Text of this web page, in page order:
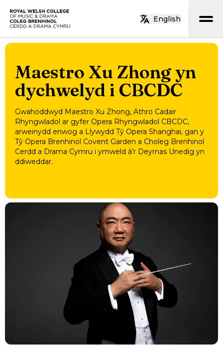
Neidio i’r prif gynnwys
English
Maestro Xu Zhong yn
dychwelyd i CBCDC
Gwahoddwyd Maestro Xu Zhong, Athro Cadair
Rhyngwladol ar gyfer Opera Rhyngwladol CBCDC,
arweinydd enwog a Llywydd Tŷ Opera Shanghai, gan y
Tŷ Opera Brenhinol Covent Garden a Choleg Brenhinol
Cerdd a Drama Cymru i ymweld â’r Deyrnas Unedig yn
ddiweddar.